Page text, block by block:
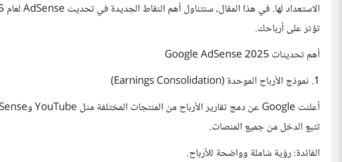
تؤثر على أرباحك.
أهم تحديثات Google AdSense 2025
1. نموذج الأرباح الموحدة (Earnings Consolidation)
تتبع الدخل من جميع المنصات.
الفائدة: رؤية شاملة وواضحة للأرباح.